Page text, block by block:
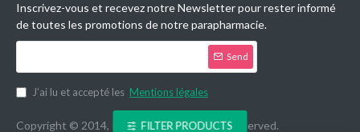
Inscrivez-vous et recevez notre Newsletter pour rester informé
de toutes les promotions de notre parapharmacie.
Send
J’ai lu et accepté les Mentions légales
Copyright © 2014, Parashop.tn, All Rights Reserved.
FILTER PRODUCTS